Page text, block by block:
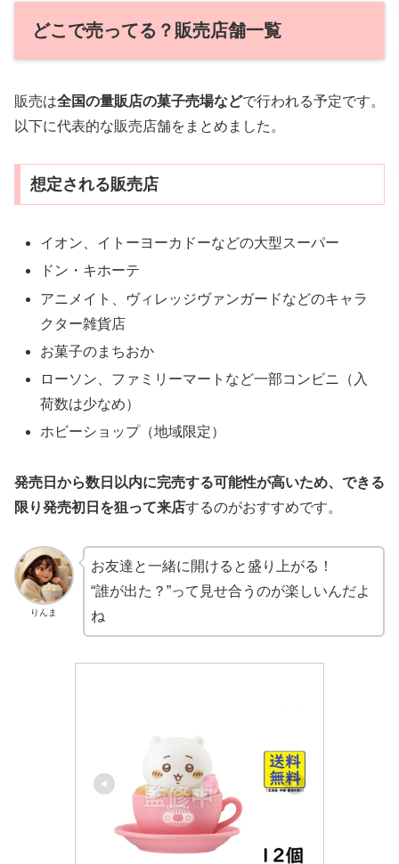
どこで売ってる？販売店舗一覧
販売は全国の量販店の菓子売場などで行われる予定です。
以下に代表的な販売店舗をまとめました。
想定される販売店
イオン、イトーヨーカドーなどの大型スーパー
ドン・キホーテ
アニメイト、ヴィレッジヴァンガードなどのキャラ
クター雑貨店
お菓子のまちおか
ローソン、ファミリーマートなど一部コンビニ（入
荷数は少なめ）
ホビーショップ（地域限定）
発売日から数日以内に完売する可能性が高いため、できる
限り発売初日を狙って来店するのがおすすめです。
りんま
お友達と一緒に開けると盛り上がる！
“誰が出た？”って見せ合うのが楽しいんだよ
ね